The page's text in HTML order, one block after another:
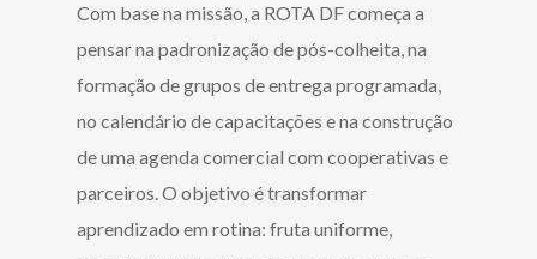
Com base na missão, a ROTA DF começa a
pensar na padronização de pós-colheita, na
formação de grupos de entrega programada,
no calendário de capacitações e na construção
de uma agenda comercial com cooperativas e
parceiros. O objetivo é transformar
aprendizado em rotina: fruta uniforme,